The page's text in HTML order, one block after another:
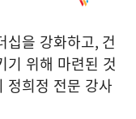
십을 강화하고, 건
기 위해 마련된 것
정희정 전문 강사